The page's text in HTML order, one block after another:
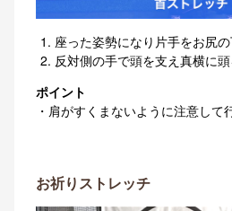
座った姿勢になり片手をお尻
反対側の手で頭を支え真横に
ポイント
・肩がすくまないように注意して
お祈りストレッチ